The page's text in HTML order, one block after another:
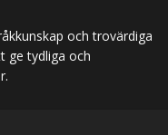
och trovärdiga
ge tydliga och